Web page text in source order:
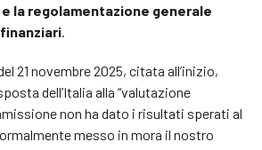
e la regolamentazione generale
.
21 novembre 2025, citata all’inizio,
dell’Italia alla “valutazione
non ha dato i risultati sperati al
messo in mora il nostro